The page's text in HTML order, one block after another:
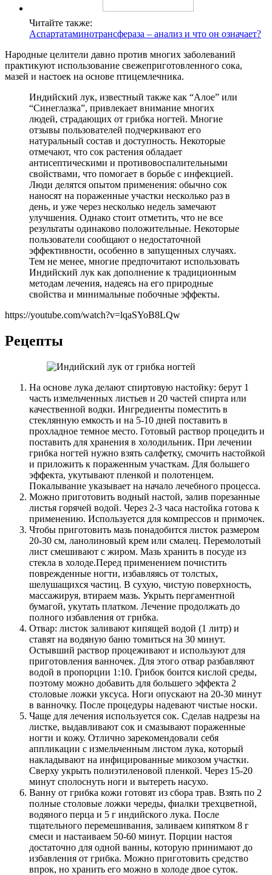
Читайте также:
Аспартатаминотрансфераза – анализ и что он означает?
Народные целители давно против многих заболеваний
практикуют использование свежеприготовленного сока,
мазей и настоек на основе птицемлечника.
Индийский лук, известный также как “Алое” или
“Синеглазка”, привлекает внимание многих
людей, страдающих от грибка ногтей. Многие
отзывы пользователей подчеркивают его
натуральный состав и доступность. Некоторые
отмечают, что сок растения обладает
антисептическими и противовоспалительными
свойствами, что помогает в борьбе с инфекцией.
Люди делятся опытом применения: обычно сок
наносят на пораженные участки несколько раз в
день, и уже через несколько недель замечают
улучшения. Однако стоит отметить, что не все
результаты одинаково положительные. Некоторые
пользователи сообщают о недостаточной
эффективности, особенно в запущенных случаях.
Тем не менее, многие предпочитают использовать
Индийский лук как дополнение к традиционным
методам лечения, надеясь на его природные
свойства и минимальные побочные эффекты.
https://youtube.com/watch?v=lqaSYoB8LQw
Рецепты
На основе лука делают спиртовую настойку: берут 1
часть измельченных листьев и 20 частей спирта или
качественной водки. Ингредиенты поместить в
стеклянную емкость и на 5-10 дней поставить в
прохладное темное место. Готовый раствор процедить и
поставить для хранения в холодильник. При лечении
грибка ногтей нужно взять салфетку, смочить настойкой
и приложить к пораженным участкам. Для большего
эффекта, укутывают пленкой и полотенцем.
Покалывание указывает на начало лечебного процесса.
Можно приготовить водный настой, залив порезанные
листья горячей водой. Через 2-3 часа настойка готова к
применению. Используется для компрессов и примочек.
Чтобы приготовить мазь понадобится листок размером
20-30 см, ланолиновый крем или смалец. Перемолотый
лист смешивают с жиром. Мазь хранить в посуде из
стекла в холоде.Перед применением почистить
поврежденные ногти, избавляясь от толстых,
шелушащихся частиц. В сухую, чистую поверхность,
массажируя, втираем мазь. Укрыть пергаментной
бумагой, укутать платком. Лечение продолжать до
полного избавления от грибка.
Отвар: листок заливают кипящей водой (1 литр) и
ставят на водяную баню томиться на 30 минут.
Остывший раствор процеживают и используют для
приготовления ванночек. Для этого отвар разбавляют
водой в пропорции 1:10. Грибок боится кислой среды,
поэтому можно добавить для большего эффекта 2
столовые ложки уксуса. Ноги опускают на 20-30 минут
в ванночку. После процедуры надевают чистые носки.
Чаще для лечения используется сок. Сделав надрезы на
листке, выдавливают сок и смазывают пораженные
ногти и кожу. Отлично зарекомендовали себя
аппликации с измельченным листом лука, который
накладывают на инфицированные микозом участки.
Сверху укрыть полиэтиленовой пленкой. Через 15-20
минут сполоснуть ноги и вытереть насухо.
Ванну от грибка кожи готовят из сбора трав. Взять по 2
полные столовые ложки череды, фиалки трехцветной,
водяного перца и 5 г индийского лука. После
тщательного перемешивания, заливаем кипятком 8 г
смеси и настаиваем 50-60 минут. Порции настоя
достаточно для одной ванны, которую принимают до
избавления от грибка. Можно приготовить средство
впрок, но хранить его можно в холоде двое суток.